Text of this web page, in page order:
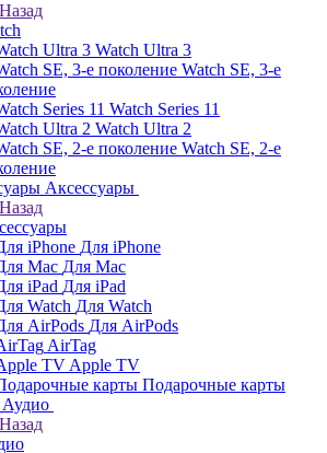
Назад
Watch Ultra 3
Watch SE, 3-е
Watch Series 11
Watch Ultra 2
Watch SE, 2-е
Аксессуары
Назад
Для iPhone
Для Mac
Для iPad
Для Watch
Для AirPods
AirTag
Apple TV
Подарочные карты
Аудио
Назад